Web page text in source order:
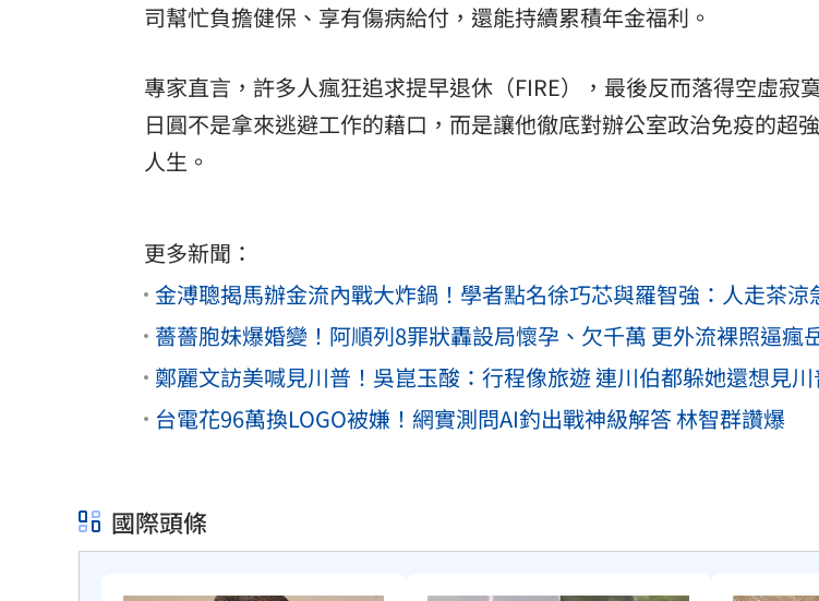
司幫忙負擔健保、享有傷病給付，還能持續累積年金福利。
專家直言，許多人瘋狂追求提早退休（FIRE），最後反而落得空虛寂
日圓不是拿來逃避工作的藉口，而是讓他徹底對辦公室政治免疫的超
人生。
更多新聞：
金溥聰揭馬辦金流內戰大炸鍋！學者點名徐巧芯與羅智強：人走茶涼
薔薔胞妹爆婚變！阿順列8罪狀轟設局懷孕、欠千萬 更外流裸照逼瘋
鄭麗文訪美喊見川普！吳崑玉酸：行程像旅遊 連川伯都躲她還想見川
台電花96萬換LOGO被嫌！網實測問AI釣出戰神級解答 林智群讚爆
國際頭條